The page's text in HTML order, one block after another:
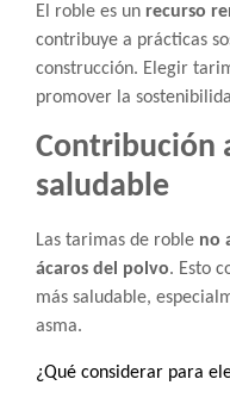
El roble es un recurso
contribuye a prácticas
construcción. Elegir
promover la
Contribución
saludable
Las tarimas de roble no
ácaros del polvo. Esto
más saludable,
asma.
¿Qué considerar para